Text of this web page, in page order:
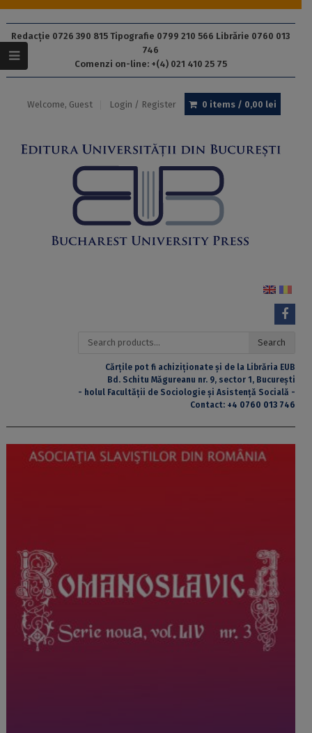
Redacție 0726 390 815 Tipografie 0799 210 566 Librărie 0760 013
746
Comenzi on-line: +(4) 021 410 25 75
Welcome, Guest Login / Register 0 items / 0,00 lei
Search
Search
Cărțile pot fi achiziționate și de la Librăria EUB
Bd. Schitu Măgureanu nr. 9, sector 1, București
- holul Facultății de Sociologie și Asistență Socială -
Contact: +4 0760 013 746